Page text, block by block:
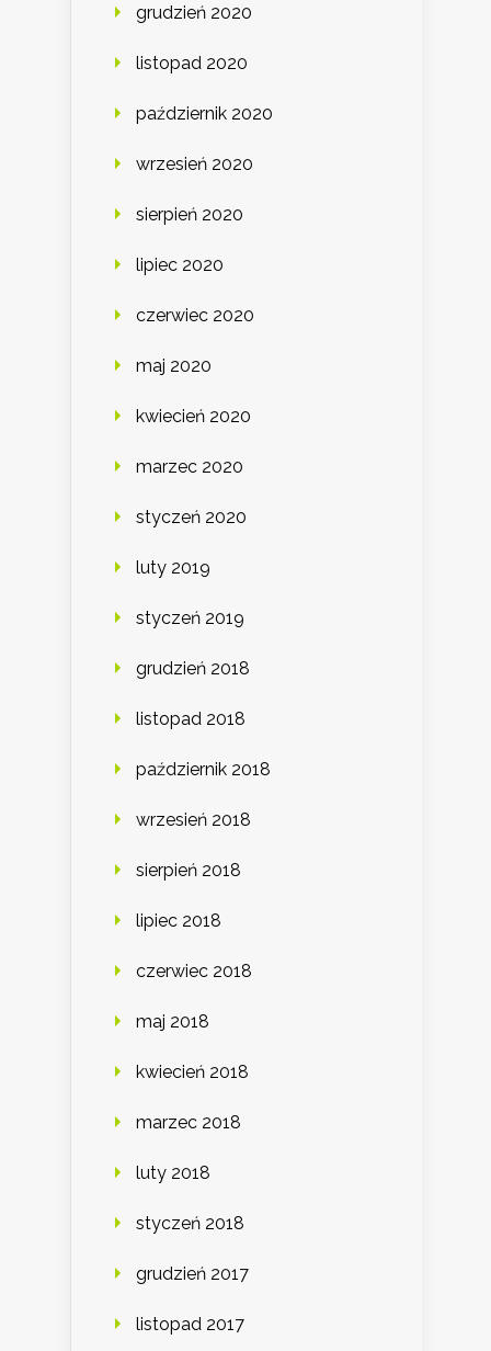
grudzień 2020
listopad 2020
październik 2020
wrzesień 2020
sierpień 2020
lipiec 2020
czerwiec 2020
maj 2020
kwiecień 2020
marzec 2020
styczeń 2020
luty 2019
styczeń 2019
grudzień 2018
listopad 2018
październik 2018
wrzesień 2018
sierpień 2018
lipiec 2018
czerwiec 2018
maj 2018
kwiecień 2018
marzec 2018
luty 2018
styczeń 2018
grudzień 2017
listopad 2017